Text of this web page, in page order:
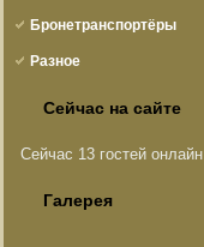
оружие
Бронетранспортёры
Разное
Сейчас на сайте
Сейчас 13 гостей онлайн
Галерея